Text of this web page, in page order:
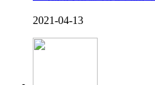
2021-04-13